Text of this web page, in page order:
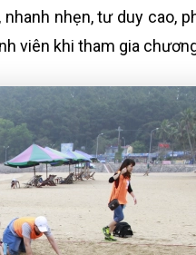
nhẹn, tư duy cao,
viên khi tham gia